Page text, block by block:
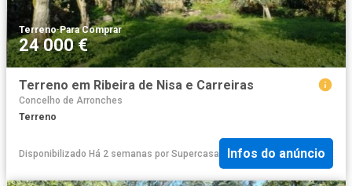
Terreno·Para Comprar
24 000 €
Terreno em Ribeira de Nisa e Carreiras
Concelho de Arronches
Terreno
Disponibilizado Há 2 semanas por Supercasa Infos do anúncio